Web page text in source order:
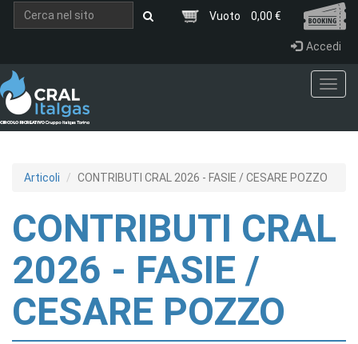
Salta al contenuto principale
Vuoto 0,00 €
Accedi
Articoli CONTRIBUTI CRAL 2026 - FASIE / CESARE POZZO
CONTRIBUTI CRAL
2026 - FASIE /
CESARE POZZO